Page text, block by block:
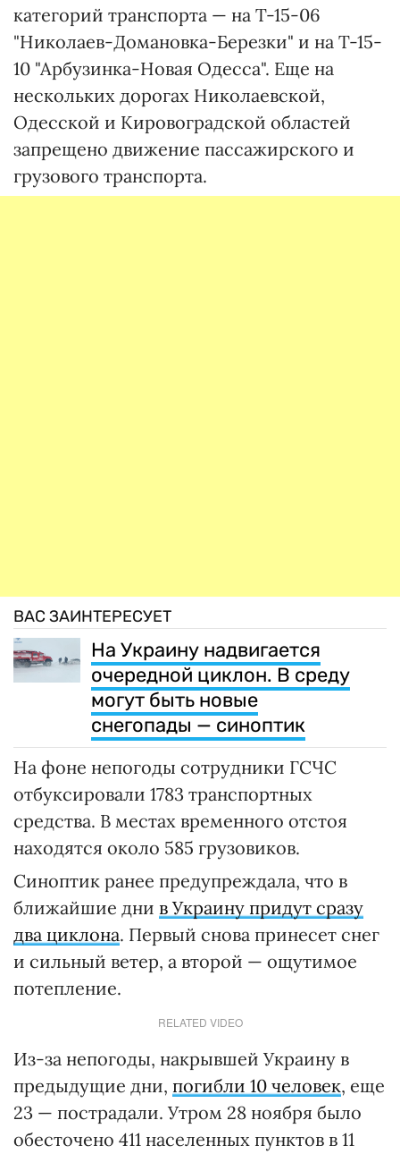
категорий транспорта — на Т-15-06
"Николаев-Домановка-Березки" и на Т-15-
10 "Арбузинка-Новая Одесса". Еще на
нескольких дорогах Николаевской,
Одесской и Кировоградской областей
запрещено движение пассажирского и
грузового транспорта.
ВАС ЗАИНТЕРЕСУЕТ
На Украину надвигается
очередной циклон. В среду
могут быть новые
снегопады — синоптик
На фоне непогоды сотрудники ГСЧС
отбуксировали 1783 транспортных
средства. В местах временного отстоя
находятся около 585 грузовиков.
Синоптик ранее предупреждала, что в
ближайшие дни в Украину придут сразу
два циклона. Первый снова принесет снег
и сильный ветер, а второй — ощутимое
потепление.
RELATED VIDEO
Из-за непогоды, накрывшей Украину в
предыдущие дни, погибли 10 человек, еще
23 — пострадали. Утром 28 ноября было
обесточено 411 населенных пунктов в 11